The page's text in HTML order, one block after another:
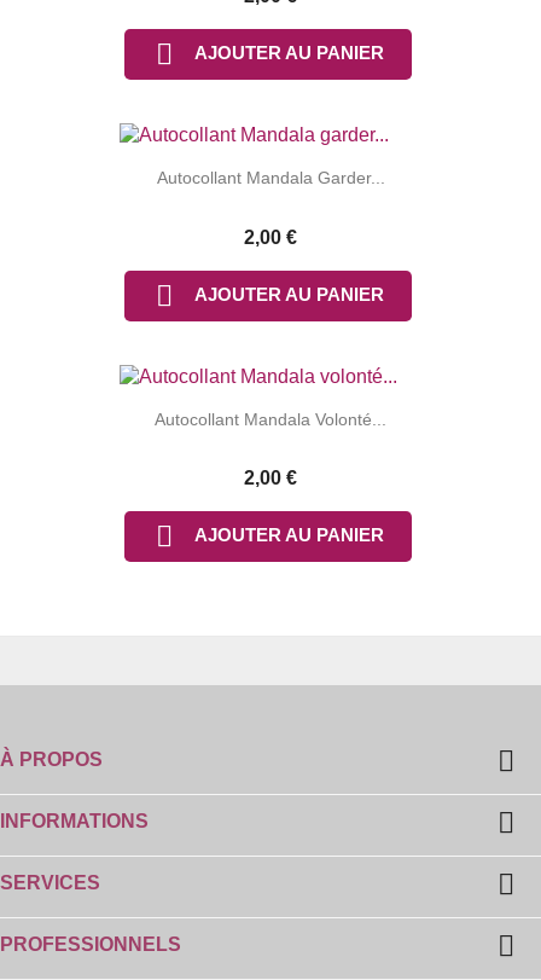
 AJOUTER AU PANIER
Autocollant Mandala Garder...
2,00 €
 AJOUTER AU PANIER
Autocollant Mandala Volonté...
2,00 €
 AJOUTER AU PANIER
À PROPOS 
INFORMATIONS 
SERVICES 
PROFESSIONNELS 